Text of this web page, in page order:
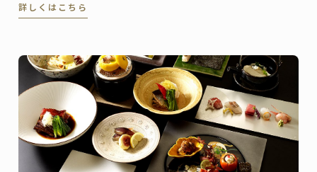
聞いて、体験し、学んでもらう」のがコンセプト。一
詳しくはこちら